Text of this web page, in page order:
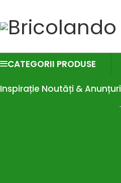
CATEGORII PRODUSE
Inspirație Noutăți & Anunțuri